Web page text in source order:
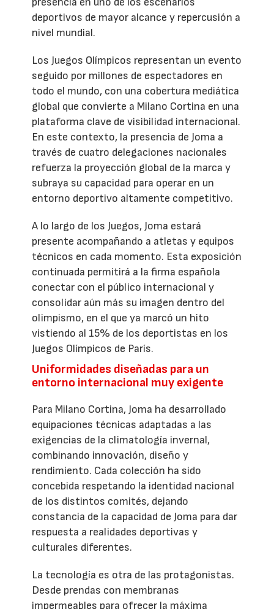
deportivos de mayor alcance y repercusión a
nivel mundial.
Los Juegos Olímpicos representan un evento
seguido por millones de espectadores en
todo el mundo, con una cobertura mediática
global que convierte a Milano Cortina en una
plataforma clave de visibilidad internacional.
En este contexto, la presencia de Joma a
través de cuatro delegaciones nacionales
refuerza la proyección global de la marca y
subraya su capacidad para operar en un
entorno deportivo altamente competitivo.
A lo largo de los Juegos, Joma estará
presente acompañando a atletas y equipos
técnicos en cada momento. Esta exposición
continuada permitirá a la firma española
conectar con el público internacional y
consolidar aún más su imagen dentro del
olimpismo, en el que ya marcó un hito
vistiendo al 15% de los deportistas en los
Juegos Olímpicos de París.
Uniformidades diseñadas para un
entorno internacional muy exigente
Para Milano Cortina, Joma ha desarrollado
equipaciones técnicas adaptadas a las
exigencias de la climatología invernal,
combinando innovación, diseño y
rendimiento. Cada colección ha sido
concebida respetando la identidad nacional
de los distintos comités, dejando
constancia de la capacidad de Joma para dar
respuesta a realidades deportivas y
culturales diferentes.
La tecnología es otra de las protagonistas.
Desde prendas con membranas
impermeables para ofrecer la máxima